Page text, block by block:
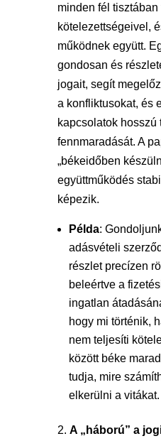
minden fél
kötelezettségeivel,
működnek együtt.
gondosan és
jogait, segít
a konfliktusokat, és
kapcsolatok hosszú
fennmaradását. A
„békeidőben
együttműködés
képezik.
Példa:
adásvételi
részlet precízen
beleértve a
ingatlan
hogy mi történik,
nem teljesíti
között béke
tudja, mire
elkerülni a vitákat.
A „háború” a